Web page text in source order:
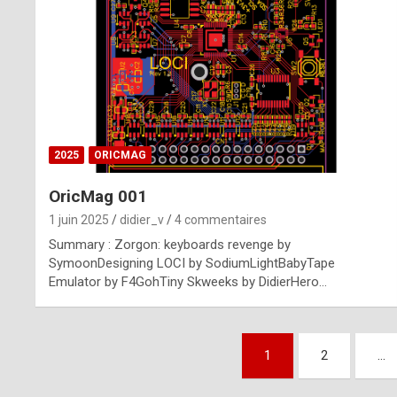
2025 ORICMAG
OricMag 001
1 juin 2025 didier_v 4 commentaires
Summary : Zorgon: keyboards revenge by
SymoonDesigning LOCI by SodiumLightBabyTape
Emulator by F4GohTiny Skweeks by DidierHero…
1 2 …